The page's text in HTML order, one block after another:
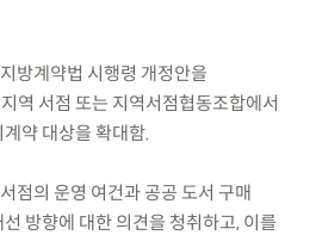
방계약법 시행령 개정안을
역 서점 또는 지역서점협동조합에서
약 대상을 확대함.
점의 운영 여건과 공공 도서 구매
방향에 대한 의견을 청취하고, 이를